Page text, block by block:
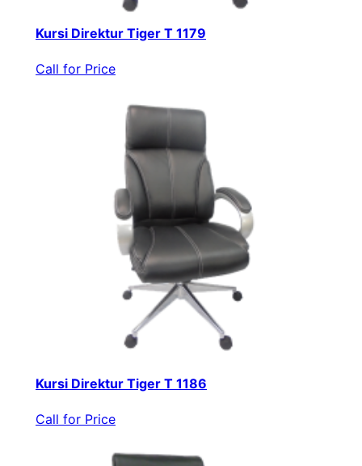
Kursi Direktur Tiger T 1179
Call for Price
Kursi Direktur Tiger T 1186
Call for Price